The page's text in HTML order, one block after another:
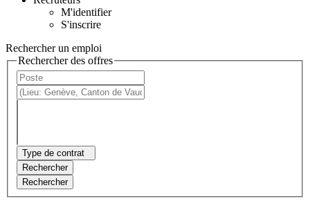
M'identifier
S'inscrire
Rechercher un emploi
Rechercher des offres
Type de contrat
Rechercher
Rechercher